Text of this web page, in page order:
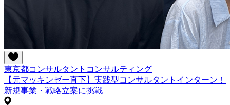
東京都コンサルタント コンサルティング
【元マッキンゼー直下】実践型コンサルタントインターン！
新規事業・戦略立案に挑戦